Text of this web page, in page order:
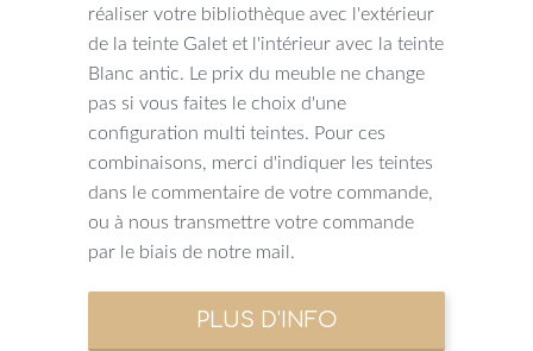
réaliser votre bibliothèque avec l'extérieur
de la teinte Galet et l'intérieur avec la teinte
Blanc antic. Le prix du meuble ne change
pas si vous faites le choix d'une
configuration multi teintes. Pour ces
combinaisons, merci d'indiquer les teintes
dans le commentaire de votre commande,
ou à nous transmettre votre commande
par le biais de notre mail.